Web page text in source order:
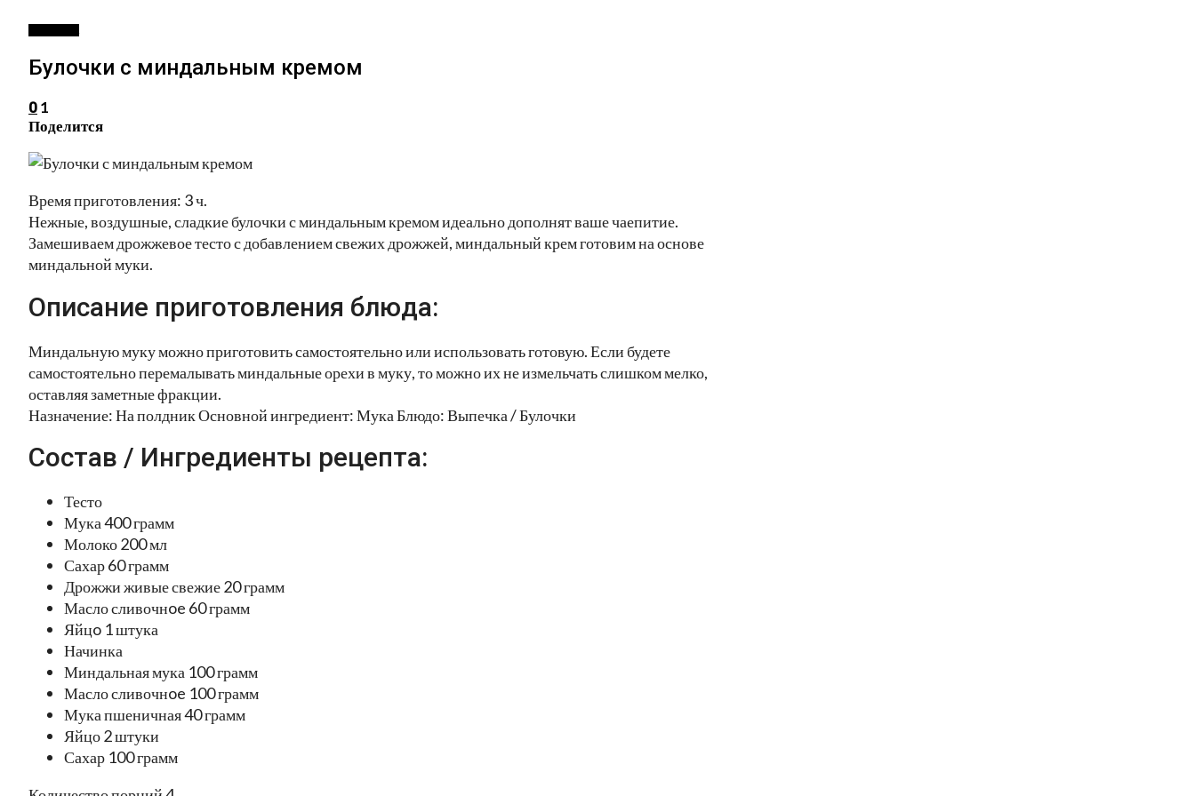
Булочки с миндальным кремом
0 1
Поделится
Время приготовления: 3 ч.
Нежные, воздушные, сладкие булочки с миндальным кремом идеально дополнят ваше чаепитие.
Замешиваем дрожжевое тесто с добавлением свежих дрожжей, миндальный крем готовим на основе
миндальной муки.
Описание приготовления блюда:
Миндальную муку можно приготовить самостоятельно или использовать готовую. Если будете
самостоятельно перемалывать миндальные орехи в муку, то можно их не измельчать слишком мелко,
оставляя заметные фракции.
Назначение: На полдник Основной ингредиент: Мука Блюдо: Выпечка / Булочки
Состав / Ингредиенты рецепта:
Тесто
Мука 400 грамм
Молоко 200 мл
Сахар 60 грамм
Дрожжи живые свежие 20 грамм
Масло сливочнoe 60 грамм
Яйцo 1 штука
Начинка
Миндальная мука 100 грамм
Масло сливочнoe 100 грамм
Мука пшеничная 40 грамм
Яйцо 2 штуки
Сахар 100 грамм